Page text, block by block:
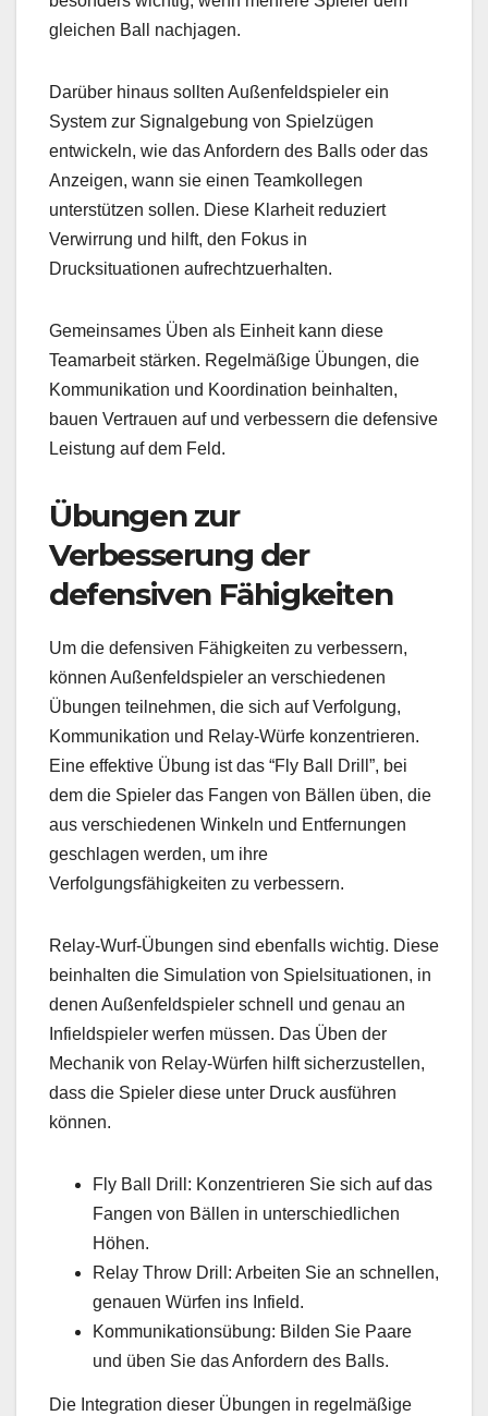
gleichen Ball nachjagen.
Darüber hinaus sollten Außenfeldspieler ein
System zur Signalgebung von Spielzügen
entwickeln, wie das Anfordern des Balls oder das
Anzeigen, wann sie einen Teamkollegen
unterstützen sollen. Diese Klarheit reduziert
Verwirrung und hilft, den Fokus in
Drucksituationen aufrechtzuerhalten.
Gemeinsames Üben als Einheit kann diese
Teamarbeit stärken. Regelmäßige Übungen, die
Kommunikation und Koordination beinhalten,
bauen Vertrauen auf und verbessern die defensive
Leistung auf dem Feld.
Übungen zur
Verbesserung der
defensiven Fähigkeiten
Um die defensiven Fähigkeiten zu verbessern,
können Außenfeldspieler an verschiedenen
Übungen teilnehmen, die sich auf Verfolgung,
Kommunikation und Relay-Würfe konzentrieren.
Eine effektive Übung ist das “Fly Ball Drill”, bei
dem die Spieler das Fangen von Bällen üben, die
aus verschiedenen Winkeln und Entfernungen
geschlagen werden, um ihre
Verfolgungsfähigkeiten zu verbessern.
Relay-Wurf-Übungen sind ebenfalls wichtig. Diese
beinhalten die Simulation von Spielsituationen, in
denen Außenfeldspieler schnell und genau an
Infieldspieler werfen müssen. Das Üben der
Mechanik von Relay-Würfen hilft sicherzustellen,
dass die Spieler diese unter Druck ausführen
können.
Fly Ball Drill: Konzentrieren Sie sich auf das
Fangen von Bällen in unterschiedlichen
Höhen.
Relay Throw Drill: Arbeiten Sie an schnellen,
genauen Würfen ins Infield.
Kommunikationsübung: Bilden Sie Paare
und üben Sie das Anfordern des Balls.
Die Integration dieser Übungen in regelmäßige